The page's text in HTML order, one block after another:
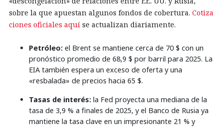
sobre la que apuestan algunos fondos de cobertura. Cotiza
ciones oficiales aquí se actualizan diariamente.
Petróleo: el Brent se mantiene cerca de 70 $ con un
pronóstico promedio de 68,9 $ por barril para 2025. La
EIA también espera un exceso de oferta y una
«resbalada» de precios hacia 65 $.
Tasas de interés: la Fed proyecta una mediana de la
tasa de 3,9 % a finales de 2025, y el Banco de Rusia ya
mantiene la tasa clave en un impresionante 21 % y